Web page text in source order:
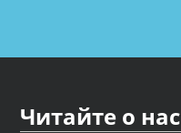
Читайте о нас